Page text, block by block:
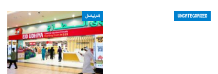
UNCATEGORIZED انٹرنیشنل